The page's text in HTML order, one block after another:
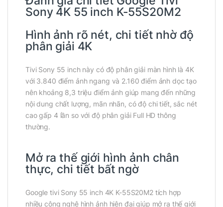
Sony 4K 55 inch K-55S20M2
Hình ảnh rõ nét, chi tiết nhờ độ
phân giải 4K
Tivi Sony 55 inch này có độ phân giải màn hình là 4K
với 3.840 điểm ảnh ngang và 2.160 điểm ảnh dọc tạo
nên khoảng 8,3 triệu điểm ảnh giúp mang đến những
nội dung chất lượng, mãn nhãn, có độ chi tiết, sắc nét
cao gấp 4 lần so với độ phân giải Full HD thông
thường.
Mở ra thế giới hình ảnh chân
thực, chi tiết bất ngờ
Google tivi Sony 55 inch 4K K-55S20M2 tích hợp
nhiều công nghệ hình ảnh hiện đại giúp mở ra thế giới